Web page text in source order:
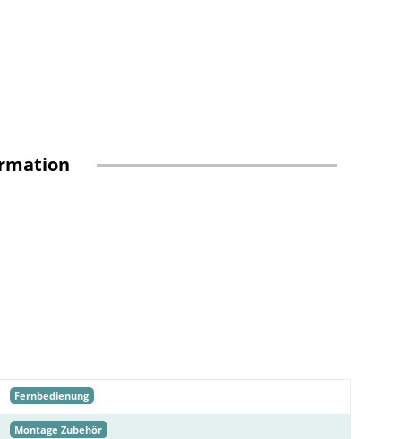
Fernbedienung
Montage Zubehör